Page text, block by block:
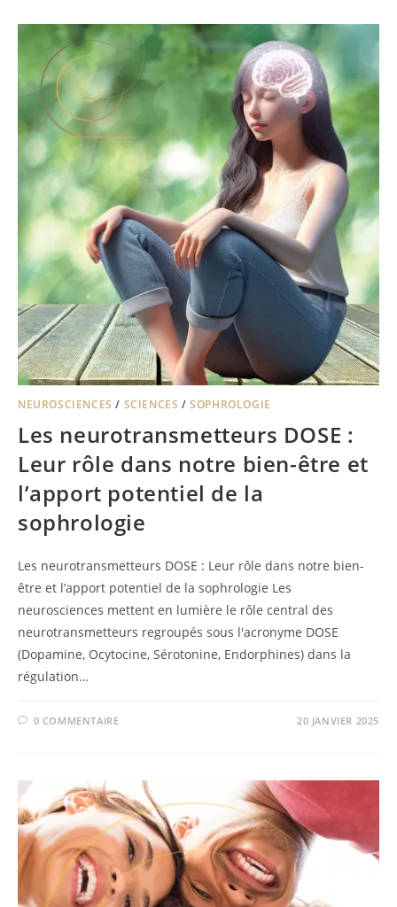
NEUROSCIENCES / SCIENCES /SOPHROLOGIE
Les neurotransmetteurs DOSE :
Leur rôle dans notre bien-être et
l’apport potentiel de la
sophrologie
Les neurotransmetteurs DOSE : Leur rôle dans notre bien-
être et l’apport potentiel de la sophrologie Les
neurosciences mettent en lumière le rôle central des
neurotransmetteurs regroupés sous l'acronyme DOSE
(Dopamine, Ocytocine, Sérotonine, Endorphines) dans la
régulation…
0 COMMENTAIRE 20 JANVIER 2025